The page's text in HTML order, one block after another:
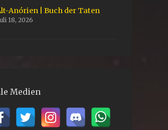
Anórien | Buch der Taten
18, 2026
Medien